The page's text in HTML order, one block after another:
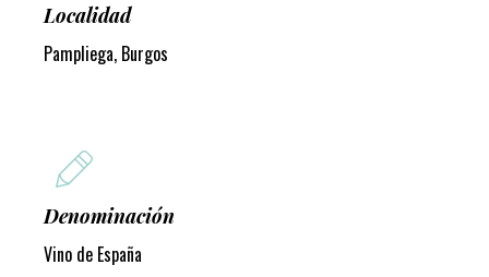
Localidad
Pampliega, Burgos
Denominación
Vino de España